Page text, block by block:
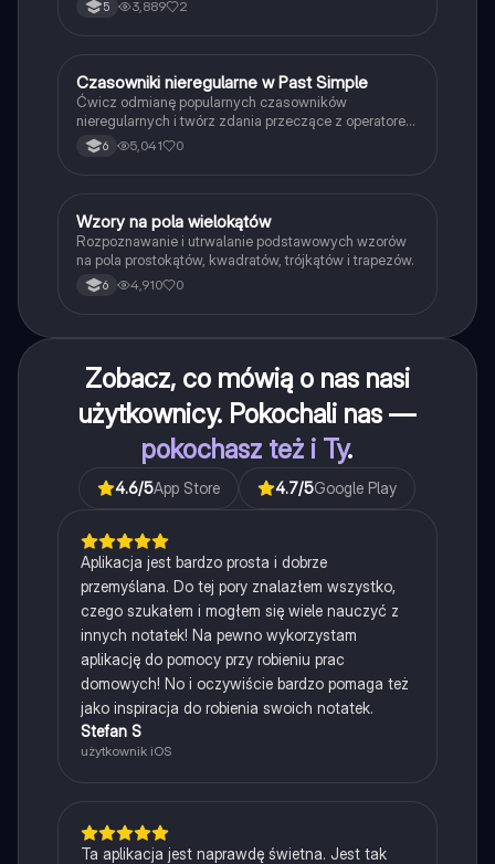
5 3,889 2
CJęzyk angielski
Czasowniki nieregularne w Past Simple
Ćwicz odmianę popularnych czasowników
nieregularnych i twórz zdania przeczące z operatorem
didn't w czasie Past Simple.
6 5,041 0
WMatematyka
Wzory na pola wielokątów
Rozpoznawanie i utrwalanie podstawowych wzorów
na pola prostokątów, kwadratów, trójkątów i trapezów.
6 4,910 0
Zobacz, co mówią o nas nasi
użytkownicy. Pokochali nas —
pokochasz też i Ty.
4.6/5App Store 4.7/5Google Play
Aplikacja jest bardzo prosta i dobrze
przemyślana. Do tej pory znalazłem wszystko,
czego szukałem i mogłem się wiele nauczyć z
innych notatek! Na pewno wykorzystam
aplikację do pomocy przy robieniu prac
domowych! No i oczywiście bardzo pomaga też
jako inspiracja do robienia swoich notatek.
Stefan S
użytkownik iOS
Ta aplikacja jest naprawdę świetna. Jest tak